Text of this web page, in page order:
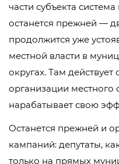
части субъекта
останется прежней —
продолжится уже
местной власти в
округах. Там
организации местного
нарабатывает свою
Останется прежней и
кампаний: депутаты,
только на прямых